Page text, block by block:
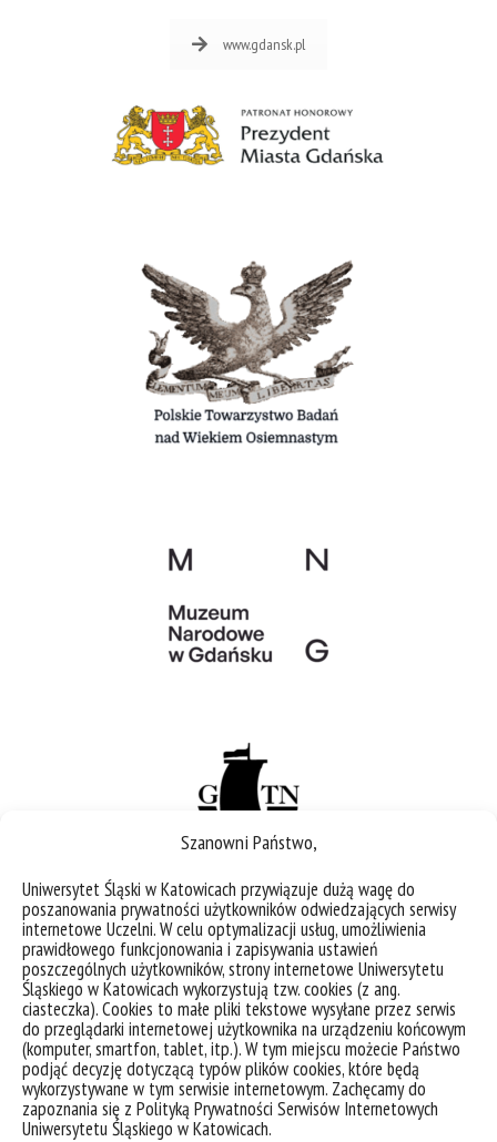
Szanowni Państwo,
Uniwersytet Śląski w Katowicach przywiązuje dużą wagę do
poszanowania prywatności użytkowników odwiedzających serwisy
internetowe Uczelni. W celu optymalizacji usług, umożliwienia
prawidłowego funkcjonowania i zapisywania ustawień
poszczególnych użytkowników, strony internetowe Uniwersytetu
Śląskiego w Katowicach wykorzystują tzw. cookies (z ang.
ciasteczka). Cookies to małe pliki tekstowe wysyłane przez serwis
do przeglądarki internetowej użytkownika na urządzeniu końcowym
(komputer, smartfon, tablet, itp.). W tym miejscu możecie Państwo
podjąć decyzję dotyczącą typów plików cookies, które będą
wykorzystywane w tym serwisie internetowym. Zachęcamy do
zapoznania się z Polityką Prywatności Serwisów Internetowych
Uniwersytetu Śląskiego w Katowicach.
www.gdansk.pl
ORGANIZATORZY